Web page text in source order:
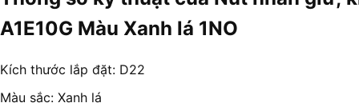
A1E10G Màu Xanh lá 1NO
Kích thước lắp đặt: D22
Màu sắc: Xanh lá